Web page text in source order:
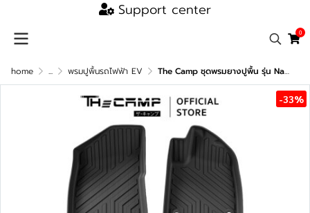
Support center
0
home ... พรมปูพื้นรถไฟฟ้า EV The Camp ชุดพรมยางปูพื้น รุ่น Nano Performance - TPE Series สำหรับ MG4
-33%